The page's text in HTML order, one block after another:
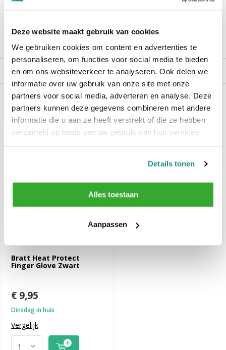
Deze website maakt gebruik van cookies
We gebruiken cookies om content en advertenties te
personaliseren, om functies voor social media te bieden
en om ons websiteverkeer te analyseren. Ook delen we
informatie over uw gebruik van onze site met onze
partners voor social media, adverteren en analyse. Deze
partners kunnen deze gegevens combineren met andere
informatie die u aan ze heeft verstrekt of die ze hebben
verzameld op basis van uw gebruik van hun services.
Details tonen
Alles toestaan
Aanpassen
Productomschrijving
Reviews
Recent bekeken
Bratt Heat Protect
Finger Glove Zwart
€ 9,95
Dinsdag in huis
Vergelijk